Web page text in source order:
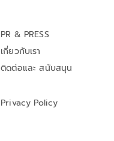
PR & PRESS
เกี่ยวกับเรา
ติดต่อและ สนับสนุน
Privacy Policy